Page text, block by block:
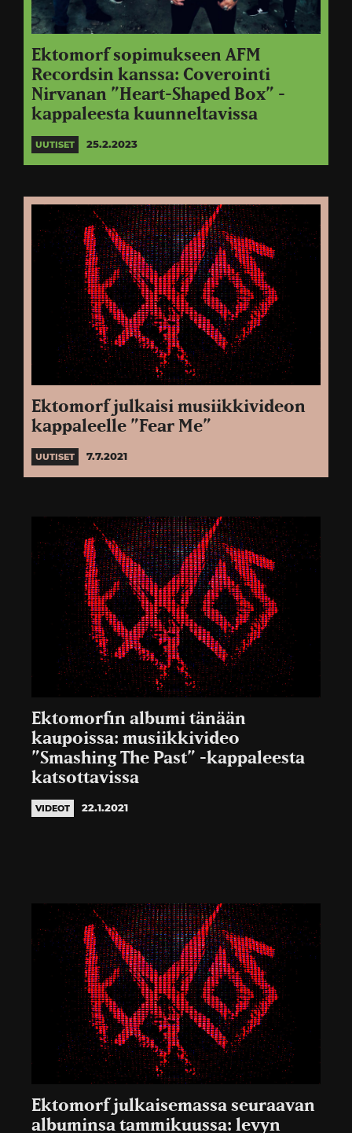
Ektomorf sopimukseen AFM
Recordsin kanssa: Coverointi
Nirvanan ”Heart-Shaped Box” -
kappaleesta kuunneltavissa
UUTISET 25.2.2023
Ektomorf julkaisi musiikkivideon
kappaleelle ”Fear Me”
UUTISET 7.7.2021
Ektomorfin albumi tänään
kaupoissa: musiikkivideo
”Smashing The Past” -kappaleesta
katsottavissa
VIDEOT 22.1.2021
Ektomorf julkaisemassa seuraavan
albuminsa tammikuussa: levyn